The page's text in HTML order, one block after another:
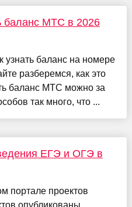
баланс МТС в 2026
узнать баланс на номере
разберемся, как это
баланс МТС можно за
так много, что ...
ЕГЭ и ОГЭ в
портале проектов